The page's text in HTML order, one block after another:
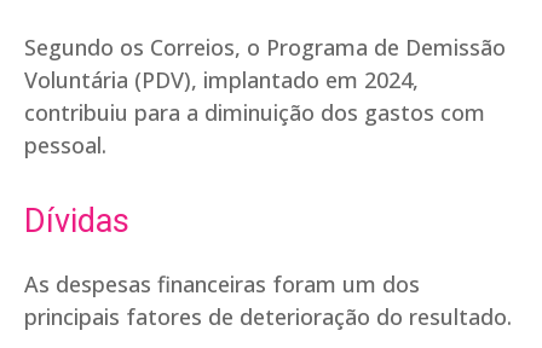
Segundo os Correios, o Programa de Demissão
Voluntária (PDV), implantado em 2024,
contribuiu para a diminuição dos gastos com
pessoal.
Dívidas
As despesas financeiras foram um dos
principais fatores de deterioração do resultado.